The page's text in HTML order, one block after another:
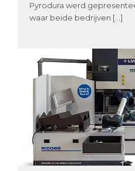
Pyrodura werd
waar beide bedrijven […]